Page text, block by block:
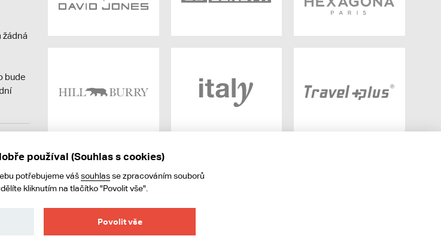
žádná
bude
používal (Souhlas s cookies)
potřebujeme vášsouhlasse zpracováním souborů
kliknutím na tlačítko "Povolit vše".
Povolit vše